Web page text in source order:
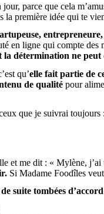
jour, parce que cela
la première idée qui te
en ligne qui compte
la détermination ne peut
qu’elle fait partie de
de qualité pour
que je suivrai toujours
et me dit : « Mylène,
Si Madame Foodîles
suite tombées